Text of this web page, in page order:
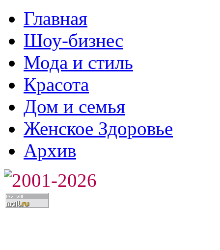
Главная
Шоу-бизнес
Мода и стиль
Красота
Дом и семья
Женское Здоровье
Архив
2001-2026